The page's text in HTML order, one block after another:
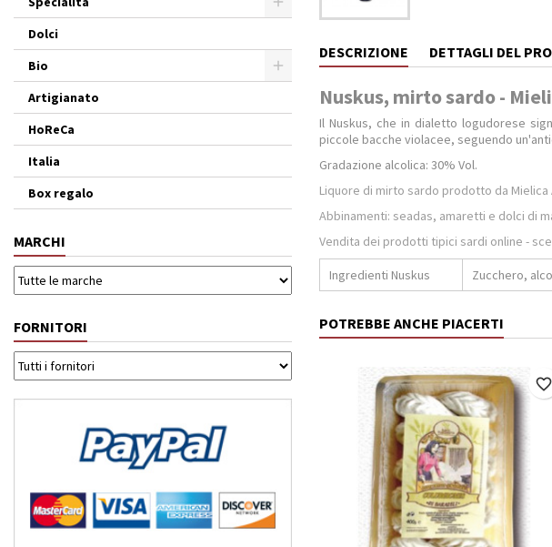
Dolci
Bio
Artigianato
HoReCa
Italia
Box regalo
MARCHI
FORNITORI
DESCRIZIONE DETTAGLI DEL
Nuskus, mirto sardo -
Il Nuskus, che in dialetto logudorese
piccole bacche violacee, seguendo
Gradazione alcolica: 30% Vol.
Liquore di mirto sardo prodotto da Mielica
Abbinamenti: seadas, amaretti e dolci di
Vendita dei prodotti tipici sardi online -
Ingredienti Nuskus Zucchero,
POTREBBE ANCHE PIACERTI
favorite_border